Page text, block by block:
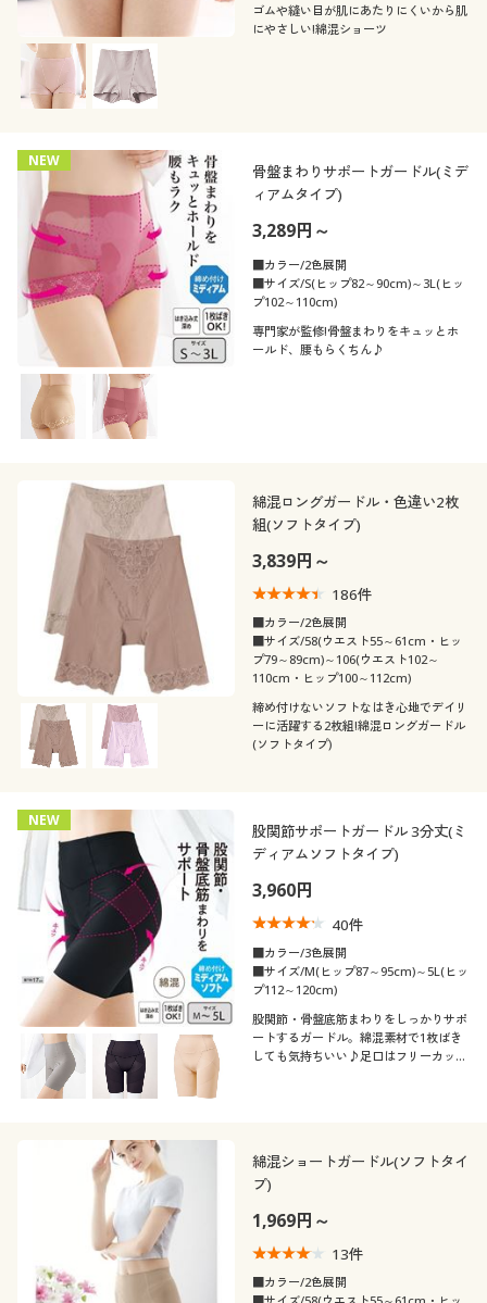
ゴムや縫い目が肌にあたりにくいから肌
にやさしい!綿混ショーツ
NEW
骨盤まわりサポートガードル(ミデ
ィアムタイプ)
3,289円～
■カラー/2色展開
■サイズ/S(ヒップ82～90cm)～3L(ヒッ
プ102～110cm)
専門家が監修!骨盤まわりをキュッとホ
ールド、腰もらくちん♪
綿混ロングガードル・色違い2枚
組(ソフトタイプ)
3,839円～
186件
■カラー/2色展開
■サイズ/58(ウエスト55～61cm・ヒッ
プ79～89cm)～106(ウエスト102～
110cm・ヒップ100～112cm)
締め付けないソフトなはき心地でデイリ
ーに活躍する2枚組!綿混ロングガードル
(ソフトタイプ)
NEW
股関節サポートガードル 3分丈(ミ
ディアムソフトタイプ)
3,960円
40件
■カラー/3色展開
■サイズ/M(ヒップ87～95cm)～5L(ヒッ
プ112～120cm)
股関節・骨盤底筋まわりをしっかりサポ
ートするガードル。綿混素材で1枚ばき
しても気持ちいい♪足口はフリーカット
綿混ショートガードル(ソフトタイ
プ)
1,969円～
13件
■カラー/2色展開